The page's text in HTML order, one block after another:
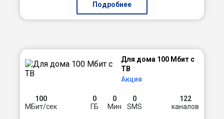
Подробнее
Для дома 100 Мбит с
ТВ
Акция
100
МБит/сек
0
ГБ
0
Мин
0
SMS
122
каналов